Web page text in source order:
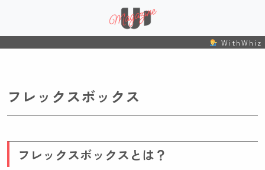
WithWhiz
フレックスボックス
フレックスボックスとは？